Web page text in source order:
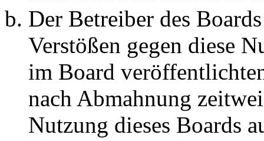
Der Betreiber des
Verstößen gegen diese
im Board
nach Abmahnung
Nutzung dieses Boards